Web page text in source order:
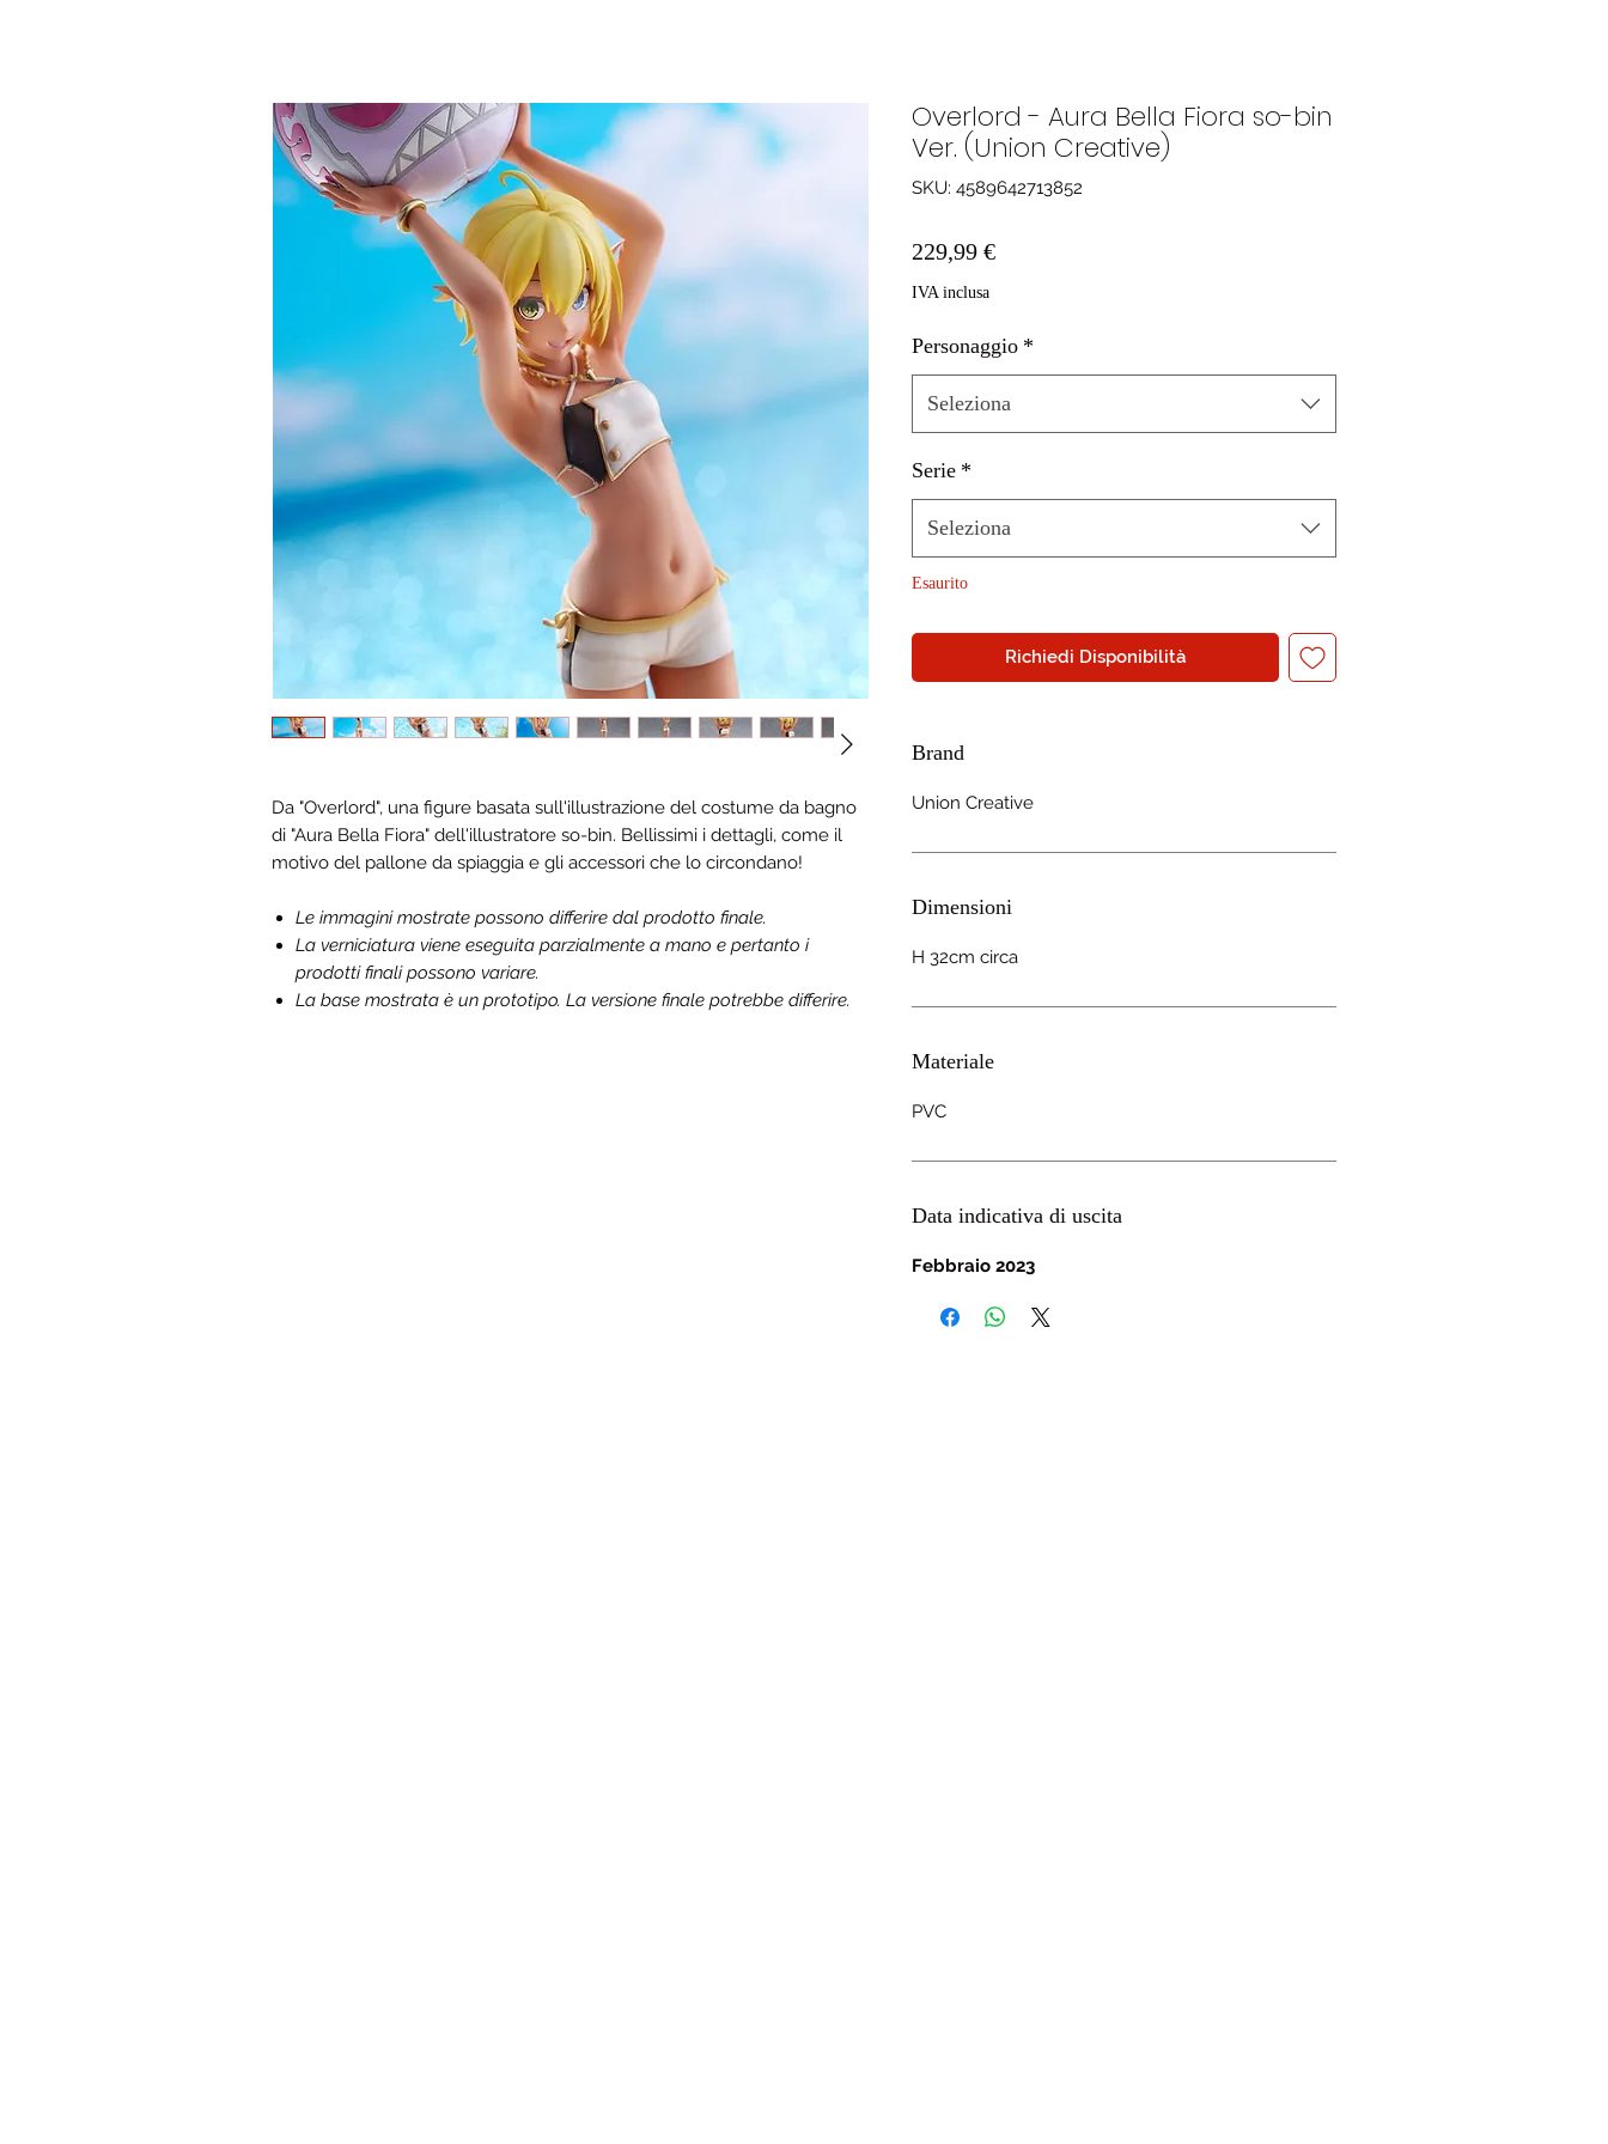
Da "Overlord", una figure basata sull'illustrazione del costume da bagno
di "Aura Bella Fiora" dell'illustratore so-bin. Bellissimi i dettagli, come il
motivo del pallone da spiaggia e gli accessori che lo circondano!
Le immagini mostrate possono differire dal prodotto finale.
La verniciatura viene eseguita parzialmente a mano e pertanto i
prodotti finali possono variare.
La base mostrata è un prototipo. La versione finale potrebbe differire.
Overlord - Aura Bella Fiora so-bin
Ver. (Union Creative)
SKU: 4589642713852
229,99 €Prezzo
IVA inclusa
Personaggio *
Seleziona
Serie *
Seleziona
Esaurito
Richiedi Disponibilità
Brand
Union Creative
Dimensioni
H 32cm circa
Materiale
PVC
Data indicativa di uscita
Febbraio 2023